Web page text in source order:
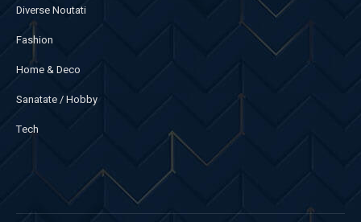
Diverse Noutati
Fashion
Home & Deco
Sanatate / Hobby
Tech